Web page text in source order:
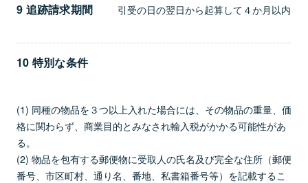
9 追跡請求期間 引受の日の翌日から起算して４か月以内
10 特別な条件
(1) 同種の物品を３つ以上入れた場合には、その物品の重量、価
格に関わらず、商業目的とみなされ輸入税がかかる可能性があ
る。
(2) 物品を包有する郵便物に受取人の氏名及び完全な住所（郵便
番号、市区町村、通り名、番地、私書箱番号等）を記載するこ